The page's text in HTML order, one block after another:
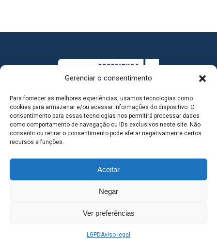
Gerenciar o consentimento
Para fornecer as melhores experiências, usamos tecnologias como
cookies para armazenar e/ou acessar informações do dispositivo. O
consentimento para essas tecnologias nos permitirá processar dados
como comportamento de navegação ou IDs exclusivos neste site. Não
consentir ou retirar o consentimento pode afetar negativamente certos
recursos e funções.
Aceitar
Negar
Ver preferências
LGPDAviso legal
MAPA DO SITE
SEDE DO ADMINISTRATIVO MUNICIPAL - Avenida